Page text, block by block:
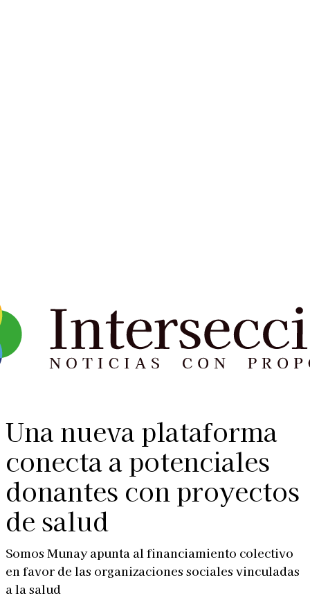
Una nueva plataforma
conecta a potenciales
donantes con proyectos
de salud
Somos Munay apunta al financiamiento colectivo
en favor de las organizaciones sociales vinculadas
a la salud